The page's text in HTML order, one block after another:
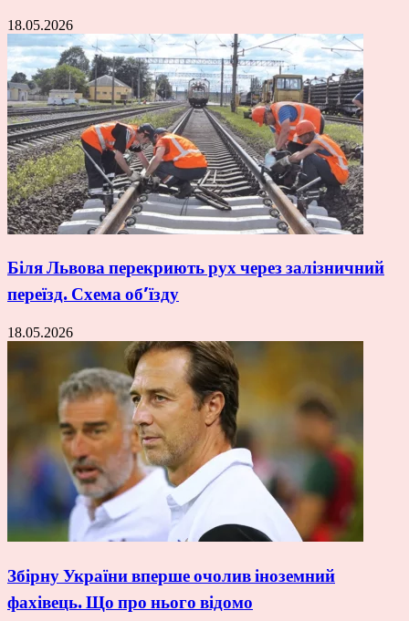
18.05.2026
Біля Львова перекриють рух через залізничний
переїзд. Схема об’їзду
18.05.2026
Збірну України вперше очолив іноземний
фахівець. Що про нього відомо